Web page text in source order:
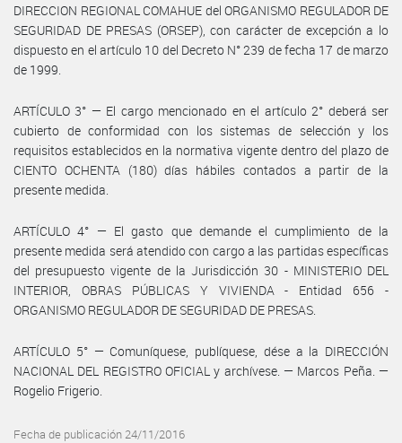
DIRECCION REGIONAL COMAHUE del ORGANISMO REGULADOR DE
SEGURIDAD DE PRESAS (ORSEP), con carácter de excepción a lo
dispuesto en el artículo 10 del Decreto N° 239 de fecha 17 de marzo
de 1999.
ARTÍCULO 3° — El cargo mencionado en el artículo 2° deberá ser
cubierto de conformidad con los sistemas de selección y los
requisitos establecidos en la normativa vigente dentro del plazo de
CIENTO OCHENTA (180) días hábiles contados a partir de la
presente medida.
ARTÍCULO 4° — El gasto que demande el cumplimiento de la
presente medida será atendido con cargo a las partidas específicas
del presupuesto vigente de la Jurisdicción 30 - MINISTERIO DEL
INTERIOR, OBRAS PÚBLICAS Y VIVIENDA - Entidad 656 -
ORGANISMO REGULADOR DE SEGURIDAD DE PRESAS.
ARTÍCULO 5° — Comuníquese, publíquese, dése a la DIRECCIÓN
NACIONAL DEL REGISTRO OFICIAL y archívese. — Marcos Peña. —
Rogelio Frigerio.
Fecha de publicación 24/11/2016